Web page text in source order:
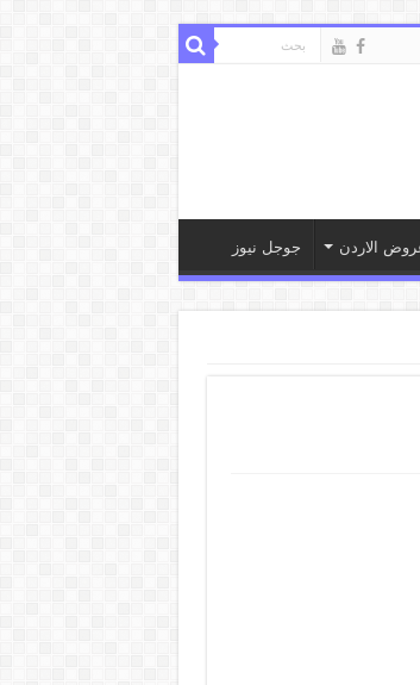
الاردن جوجل نيوز